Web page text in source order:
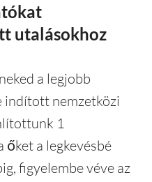
utalásokhoz
a legjobb
indított nemzetközi
1
a legkevésbé
figyelembe véve az